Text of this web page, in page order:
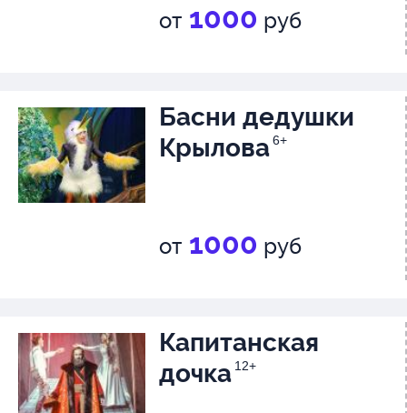
от 1000 руб
Басни дедушки
Крылова6+
от 1000 руб
Капитанская
дочка 12+